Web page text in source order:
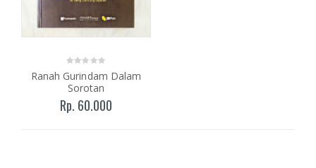
Ranah Gurindam Dalam
Sorotan
Rp. 60.000